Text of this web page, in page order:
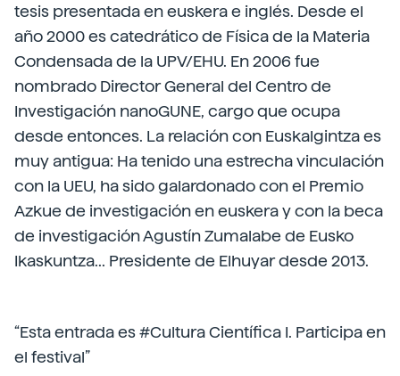
tesis presentada en euskera e inglés. Desde el
año 2000 es catedrático de Física de la Materia
Condensada de la UPV/EHU. En 2006 fue
nombrado Director General del Centro de
Investigación nanoGUNE, cargo que ocupa
desde entonces. La relación con Euskalgintza es
muy antigua: Ha tenido una estrecha vinculación
con la UEU, ha sido galardonado con el Premio
Azkue de investigación en euskera y con la beca
de investigación Agustín Zumalabe de Eusko
Ikaskuntza... Presidente de Elhuyar desde 2013.
“Esta entrada es #Cultura Científica I. Participa en
el festival”